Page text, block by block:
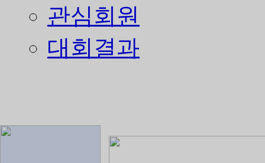
관심회원
대회결과